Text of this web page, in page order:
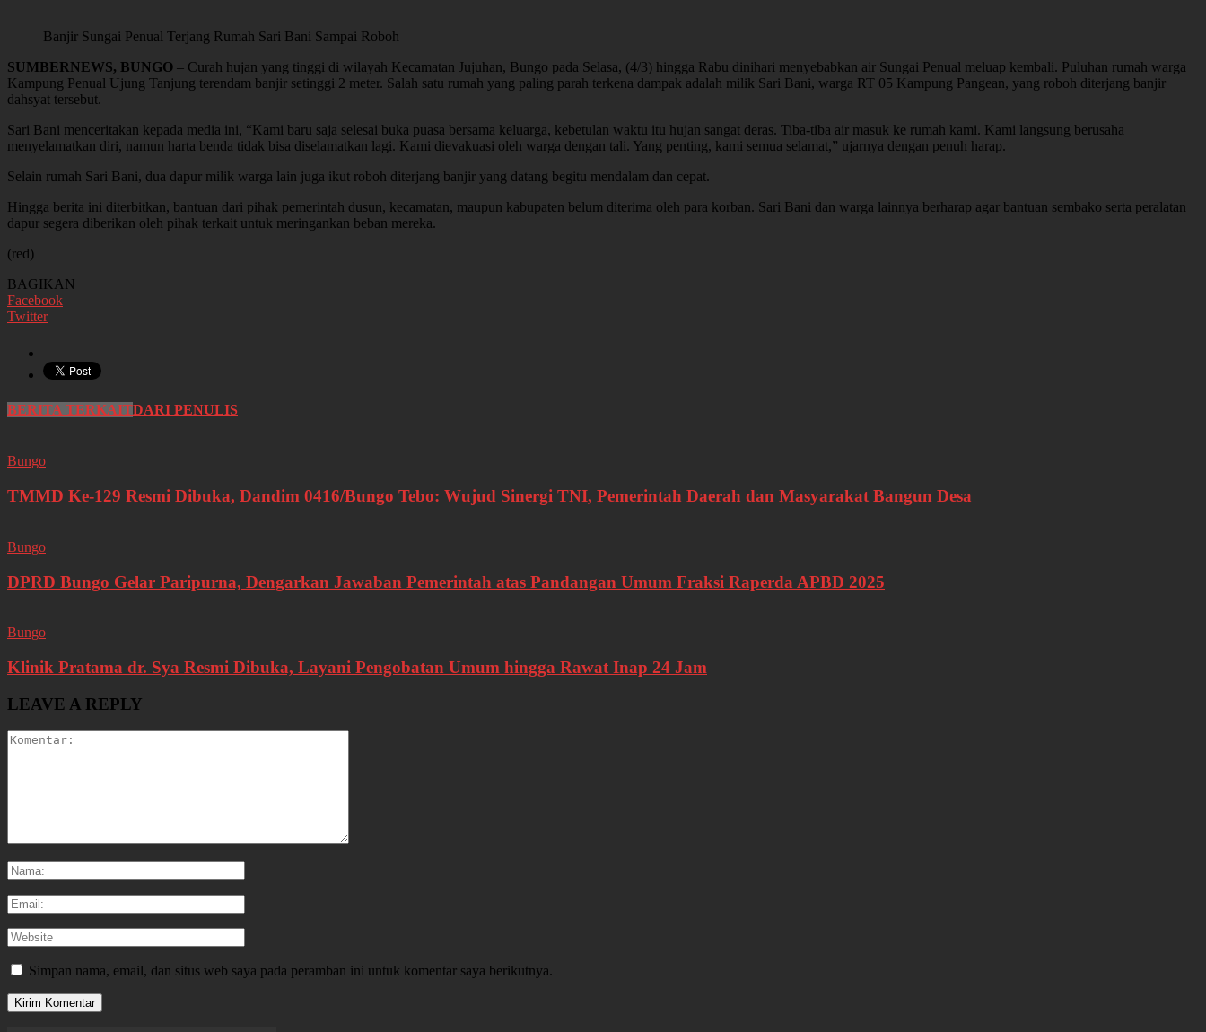
Banjir Sungai Penual Terjang Rumah Sari Bani Sampai Roboh
SUMBERNEWS, BUNGO – Curah hujan yang tinggi di wilayah Kecamatan Jujuhan, Bungo pada Selasa, (4/3) hingga Rabu dinihari menyebabkan air Sungai Penual meluap kembali. Puluhan rumah warga
Kampung Penual Ujung Tanjung terendam banjir setinggi 2 meter. Salah satu rumah yang paling parah terkena dampak adalah milik Sari Bani, warga RT 05 Kampung Pangean, yang roboh diterjang banjir
dahsyat tersebut.
Sari Bani menceritakan kepada media ini, “Kami baru saja selesai buka puasa bersama keluarga, kebetulan waktu itu hujan sangat deras. Tiba-tiba air masuk ke rumah kami. Kami langsung berusaha
menyelamatkan diri, namun harta benda tidak bisa diselamatkan lagi. Kami dievakuasi oleh warga dengan tali. Yang penting, kami semua selamat,” ujarnya dengan penuh harap.
Selain rumah Sari Bani, dua dapur milik warga lain juga ikut roboh diterjang banjir yang datang begitu mendalam dan cepat.
Hingga berita ini diterbitkan, bantuan dari pihak pemerintah dusun, kecamatan, maupun kabupaten belum diterima oleh para korban. Sari Bani dan warga lainnya berharap agar bantuan sembako serta peralatan
dapur segera diberikan oleh pihak terkait untuk meringankan beban mereka.
(red)
BAGIKAN
Facebook
Twitter
BERITA TERKAITDARI PENULIS
Bungo
TMMD Ke-129 Resmi Dibuka, Dandim 0416/Bungo Tebo: Wujud Sinergi TNI, Pemerintah Daerah dan Masyarakat Bangun Desa
Bungo
DPRD Bungo Gelar Paripurna, Dengarkan Jawaban Pemerintah atas Pandangan Umum Fraksi Raperda APBD 2025
Bungo
Klinik Pratama dr. Sya Resmi Dibuka, Layani Pengobatan Umum hingga Rawat Inap 24 Jam
LEAVE A REPLY
Simpan nama, email, dan situs web saya pada peramban ini untuk komentar saya berikutnya.